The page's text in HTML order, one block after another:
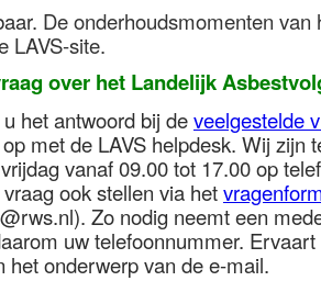
De onderhoudsmomenten
LAVS-site.
over het Landelijk
het antwoord bij deveelgestelde
met de LAVS helpdesk. Wij zijn
vanaf 09.00 tot 17.00 op
ook stellen via het
Zo nodig neemt een
uw telefoonnummer.
het onderwerp van de e-mail.